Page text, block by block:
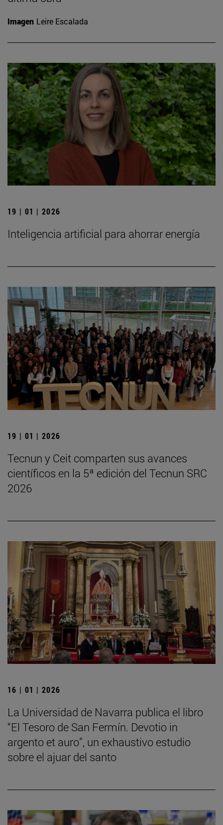
Imagen Leire Escalada
19 | 01 | 2026
Inteligencia artificial para ahorrar energía
19 | 01 | 2026
Tecnun y Ceit comparten sus avances
científicos en la 5ª edición del Tecnun SRC
2026
16 | 01 | 2026
La Universidad de Navarra publica el libro
“El Tesoro de San Fermín. Devotio in
argento et auro”, un exhaustivo estudio
sobre el ajuar del santo